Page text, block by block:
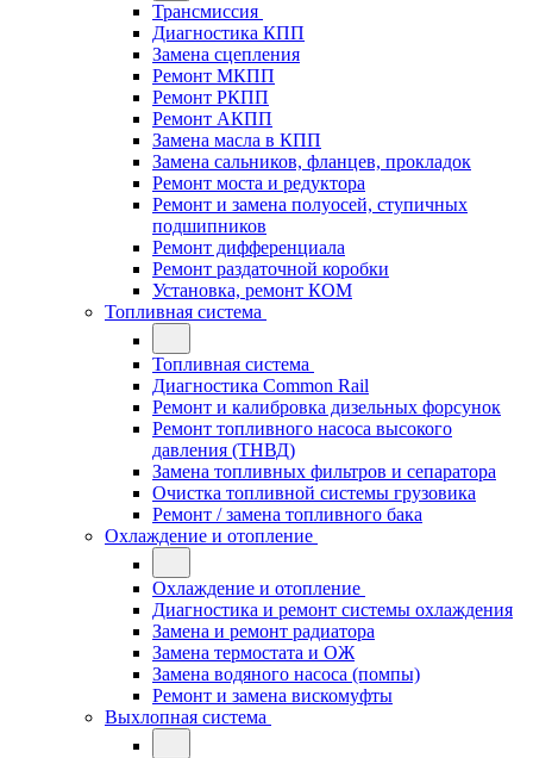
Трансмиссия
Диагностика КПП
Замена сцепления
Ремонт МКПП
Ремонт РКПП
Ремонт АКПП
Замена масла в КПП
Замена сальников, фланцев, прокладок
Ремонт моста и редуктора
Ремонт и замена полуосей, ступичных
подшипников
Ремонт дифференциала
Ремонт раздаточной коробки
Установка, ремонт КОМ
Топливная система
Топливная система
Диагностика Common Rail
Ремонт и калибровка дизельных форсунок
Ремонт топливного насоса высокого
давления (ТНВД)
Замена топливных фильтров и сепаратора
Очистка топливной системы грузовика
Ремонт / замена топливного бака
Охлаждение и отопление
Охлаждение и отопление
Диагностика и ремонт системы охлаждения
Замена и ремонт радиатора
Замена термостата и ОЖ
Замена водяного насоса (помпы)
Ремонт и замена вискомуфты
Выхлопная система